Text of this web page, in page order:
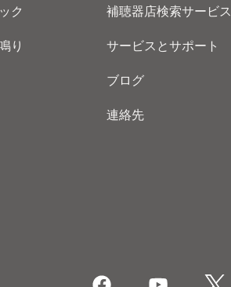
ク
り
補聴器店検索サービス
サービスとサポート
ブログ
連絡先